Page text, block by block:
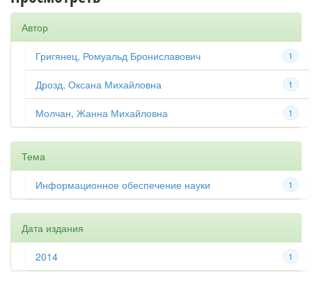
Автор
1
Григянец, Ромуальд Брониславович
1
Дрозд, Оксана Михайловна
1
Молчан, Жанна Михайловна
Тема
1
Информационное обеспечение науки
Дата издания
1
2014